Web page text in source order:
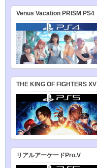
Venus Vacation PRISM PS4
THE KING OF FIGHTERS XV
リアルアーケードPro.V